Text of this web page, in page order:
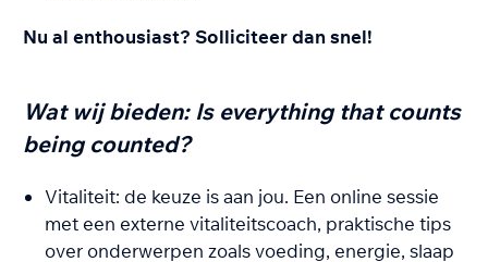
Nu al enthousiast? Solliciteer dan snel!
Wat wij bieden: Is everything that counts
being counted?
Vitaliteit: de keuze is aan jou. Een online sessie
met een externe vitaliteitscoach, praktische tips
over onderwerpen zoals voeding, energie, slaap